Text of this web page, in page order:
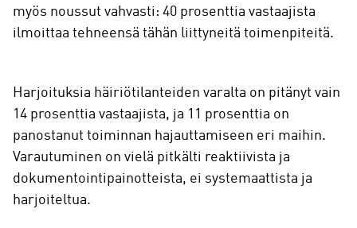
myös noussut vahvasti: 40 prosenttia vastaajista
ilmoittaa tehneensä tähän liittyneitä toimenpiteitä.
Harjoituksia häiriötilanteiden varalta on pitänyt vain
14 prosenttia vastaajista, ja 11 prosenttia on
panostanut toiminnan hajauttamiseen eri maihin.
Varautuminen on vielä pitkälti reaktiivista ja
dokumentointipainotteista, ei systemaattista ja
harjoiteltua.